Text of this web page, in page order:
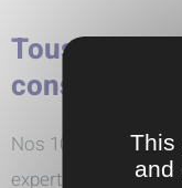
Tous nos
constructeur
Nos 10 partenaires
expertise sur les
This
and